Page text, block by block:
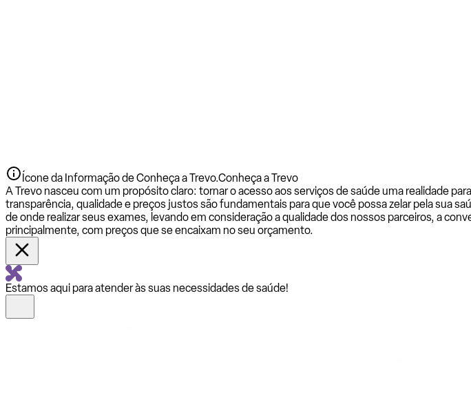
Ícone da Informação de Conheça a Trevo.Conheça a Trevo
A Trevo nasceu com um propósito claro: tornar o acesso aos serviços de saúde uma realidade
transparência, qualidade e preços justos são fundamentais para que você possa zelar pela sua
de onde realizar seus exames, levando em consideração a qualidade dos nossos parceiros, a
principalmente, com preços que se encaixam no seu orçamento.
Estamos aqui para atender às suas necessidades de saúde!